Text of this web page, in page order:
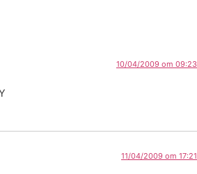
10/04/2009 om 09:23
11/04/2009 om 17:21